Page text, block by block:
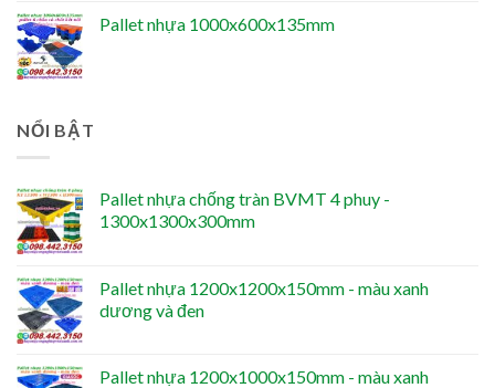
Pallet nhựa 1000x600x135mm
NỔI BẬT
Pallet nhựa chống tràn BVMT 4 phuy -
1300x1300x300mm
Pallet nhựa 1200x1200x150mm - màu xanh
dương và đen
Pallet nhựa 1200x1000x150mm - màu xanh